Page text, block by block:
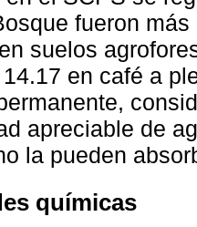
fueron
suelos
en café a
apreciable de
la pueden
químicas